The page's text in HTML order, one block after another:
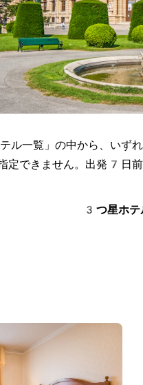
ル一覧」の中から、いず
定できません。出発7日
3つ星ホテ